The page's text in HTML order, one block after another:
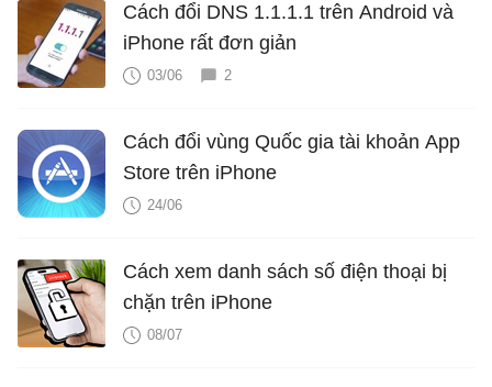
Cách đổi DNS 1.1.1.1 trên Android và
iPhone rất đơn giản
03/06 2
Cách đổi vùng Quốc gia tài khoản App
Store trên iPhone
24/06
Cách xem danh sách số điện thoại bị
chặn trên iPhone
08/07